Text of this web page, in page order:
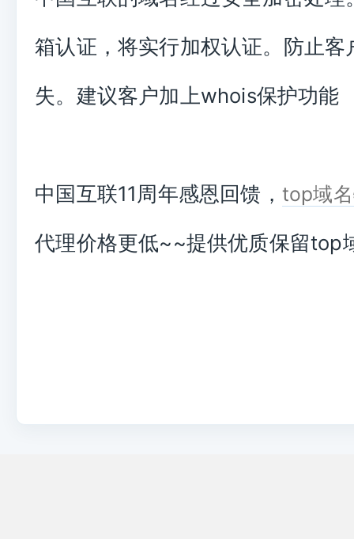
箱认证，将实行加权认证。防止客
失。建议客户加上whois保护功能
中国互联11周年感恩回馈， top域
代理价格更低~~提供优质保留top